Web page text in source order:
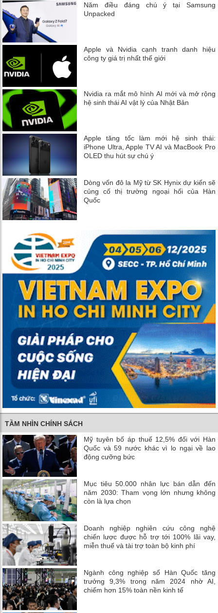
Năm điều đáng chú ý tại Samsung
Unpacked
Apple và Nvidia cạnh tranh danh hiệu
công ty giá trị nhất thế giới
Nvidia ra mắt mô hình AI mới và mở rộng
hệ sinh thái AI vật lý của Nhật Bản
Apple tăng tốc làm mới hệ sinh thái:
iPhone Ultra, Apple TV AI và MacBook Pro
OLED thu hút sự chú ý
Dòng vốn đô la Mỹ từ SK Hynix dự kiến ​​sẽ
củng cố thị trường ngoại hối của Hàn
Quốc
TẦM NHÌN CHÍNH SÁCH
Mỹ tuyên bố áp thuế 12,5% đối với Hàn
Quốc và 59 nước khác vì lo ngại về lao
động cưỡng bức
Mục tiêu 50.000 nhân lực bán dẫn đến
năm 2030: Tham vọng lớn nhưng không
còn là lựa chọn
Doanh nghiệp nghiên cứu công nghệ
chiến lược được hỗ trợ tới 100% lãi vay,
miễn thuế và tài trợ toàn bộ kinh phí
Ngành công nghiệp số Hàn Quốc tăng
trưởng 9,3% trong năm 2024 nhờ AI,
chiếm hơn 15% toàn nền kinh tế